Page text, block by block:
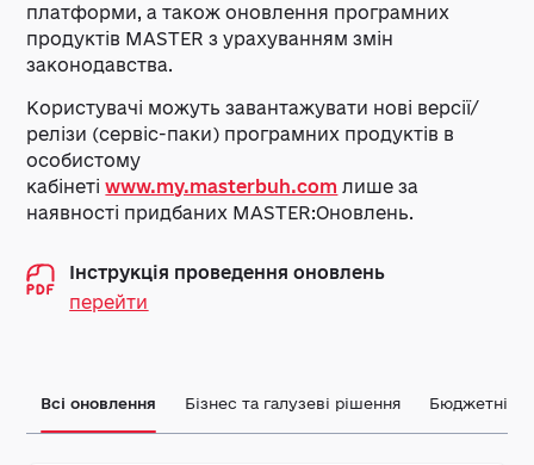
платформи, а також оновлення програмних
продуктів MASTER з урахуванням змін
законодавства.
Користувачі можуть завантажувати нові версії/
релізи (сервіс-паки) програмних продуктів в
особистому
кабінетіwww.my.masterbuh.com лише за
наявності придбаних MASTER:Оновлень.
Інструкція проведення оновлень
перейти
Всі оновлення Бізнес та галузеві рішення Бюджетні